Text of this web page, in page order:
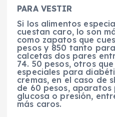
PARA VESTIR
Si los alimentos
cuestan caro, lo son
como zapatos que
pesos y 850 tanto
calcetas dos pares
74. 50 pesos, otros
especiales para
cremas, en el caso de
de 60 pesos, aparatos
glucosa o presión,
más caros.